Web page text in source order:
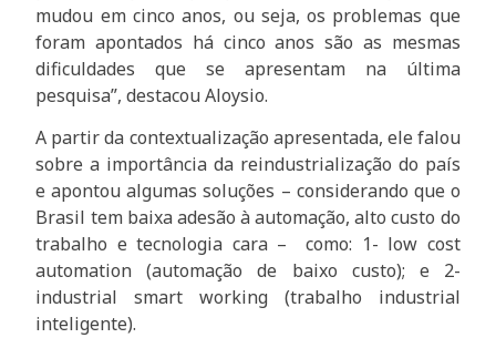
mudou em cinco anos, ou seja, os problemas que
foram apontados há cinco anos são as mesmas
dificuldades que se apresentam na última
pesquisa”, destacou Aloysio.
A partir da contextualização apresentada, ele falou
sobre a importância da reindustrialização do país
e apontou algumas soluções – considerando que o
Brasil tem baixa adesão à automação, alto custo do
trabalho e tecnologia cara – como: 1- low cost
automation (automação de baixo custo); e 2-
industrial smart working (trabalho industrial
inteligente).